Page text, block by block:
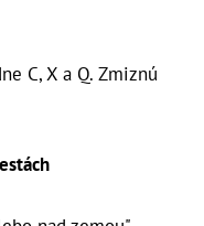
C, X a Q. Zmiznú